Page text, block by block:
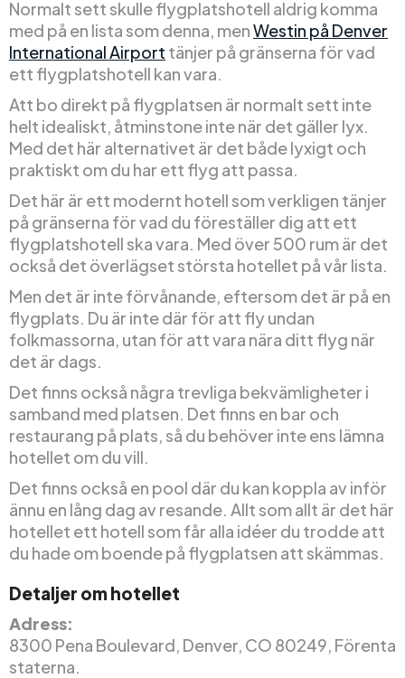
Normalt sett skulle flygplatshotell aldrig komma
med på en lista som denna, menWestin på Denver
International Airport tänjer på gränserna för vad
ett flygplatshotell kan vara.
Att bo direkt på flygplatsen är normalt sett inte
helt idealiskt, åtminstone inte när det gäller lyx.
Med det här alternativet är det både lyxigt och
praktiskt om du har ett flyg att passa.
Det här är ett modernt hotell som verkligen tänjer
på gränserna för vad du föreställer dig att ett
flygplatshotell ska vara. Med över 500 rum är det
också det överlägset största hotellet på vår lista.
Men det är inte förvånande, eftersom det är på en
flygplats. Du är inte där för att fly undan
folkmassorna, utan för att vara nära ditt flyg när
det är dags.
Det finns också några trevliga bekvämligheter i
samband med platsen. Det finns en bar och
restaurang på plats, så du behöver inte ens lämna
hotellet om du vill.
Det finns också en pool där du kan koppla av inför
ännu en lång dag av resande. Allt som allt är det här
hotellet ett hotell som får alla idéer du trodde att
du hade om boende på flygplatsen att skämmas.
Detaljer om hotellet
Adress:
8300 Pena Boulevard, Denver, CO 80249, Förenta
staterna.